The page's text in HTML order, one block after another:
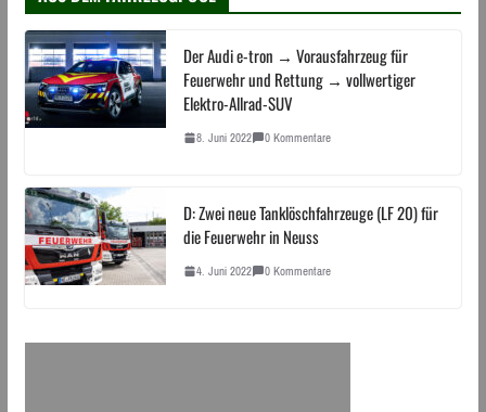
Der Audi e-tron → Vorausfahrzeug für
Feuerwehr und Rettung → vollwertiger
Elektro-Allrad-SUV
8. Juni 2022 0 Kommentare
D: Zwei neue Tanklöschfahrzeuge (LF 20) für
die Feuerwehr in Neuss
4. Juni 2022 0 Kommentare